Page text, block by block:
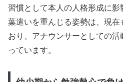
習慣として本人の人格形成に
葉遣いを重んじる姿勢は、現
おり、アナウンサーとしての
っています。